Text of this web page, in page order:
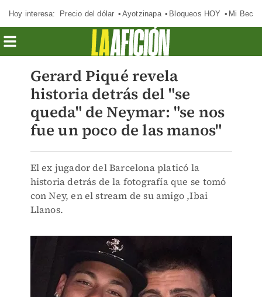
Hoy interesa: Precio del dólar Ayotzinapa Bloqueos HOY Mi Beca
Gerard Piqué revela
historia detrás del "se
queda" de Neymar: "se nos
fue un poco de las manos"
El ex jugador del Barcelona platicó la
historia detrás de la fotografía que se tomó
con Ney, en el stream de su amigo ,Ibai
Llanos.